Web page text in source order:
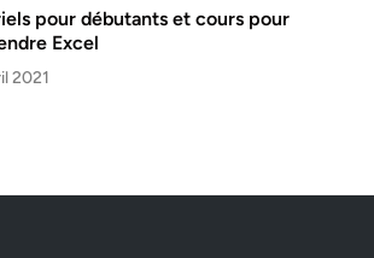
pour débutants et cours pour
Excel
2021